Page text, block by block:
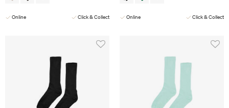
Online Click & Collect Online Click & Collect